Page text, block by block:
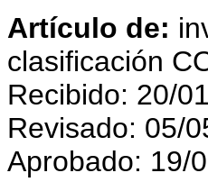
Artículo de:
clasificación
Recibido: 20/
Revisado: 05/
Aprobado: 19/